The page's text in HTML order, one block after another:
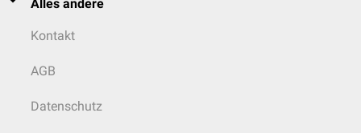
Alles andere
Kontakt
AGB
Datenschutz